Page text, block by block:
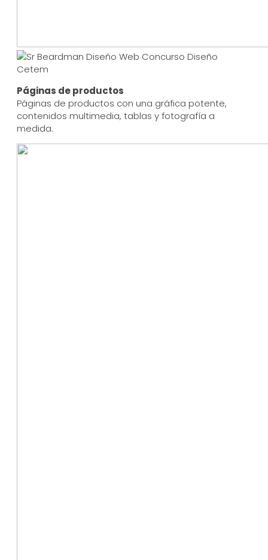
Páginas de productos
Páginas de productos con una gráfica potente,
contenidos multimedia, tablas y fotografía a
medida.